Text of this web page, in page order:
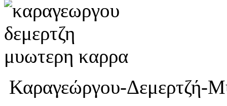
Καραγεώργου-Δεμερτζή-